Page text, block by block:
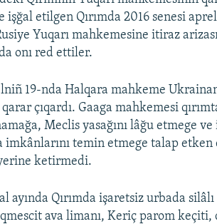
işğal etilgen Qırımda 2016 senesi
Yuqarı mahkemesine itiraz
onı red ettiler.
19-nda Halqara mahkeme
qarar çıqardı. Gaaga mahkemesi
Meclis yasağını lâğu etmege
temin etmege talap etken
ketirmedi.
ayında Qırımda işaretsiz urbada
ava limanı, Keriç parom